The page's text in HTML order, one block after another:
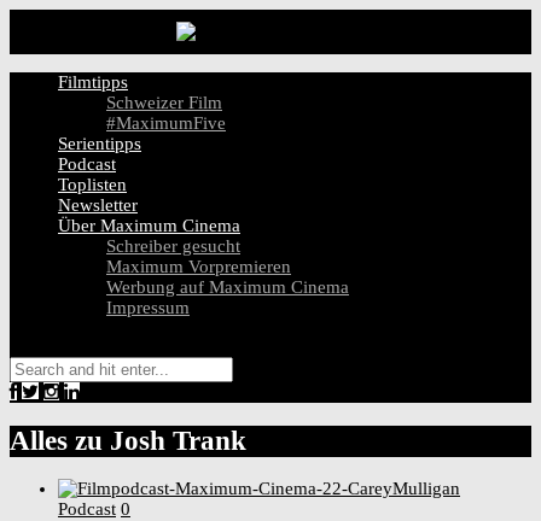
Filmtipps
Schweizer Film
#MaximumFive
Serientipps
Podcast
Toplisten
Newsletter
Über Maximum Cinema
Schreiber gesucht
Maximum Vorpremieren
Werbung auf Maximum Cinema
Impressum
Alles zu Josh Trank
Podcast 0